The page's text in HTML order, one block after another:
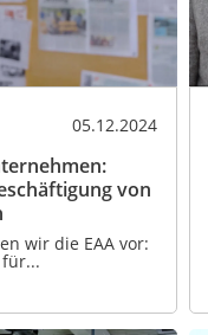
05.12.2024
von
wir die EAA vor: